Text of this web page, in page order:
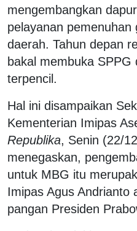
mengembangkan
pelayanan pemenuhan
daerah. Tahun depan
bakal membuka SPPG
terpencil.
Hal ini disampaikan
Kementerian Imipas
Republika, Senin (22/
menegaskan,
untuk MBG itu
Imipas Agus Andrianto
pangan Presiden